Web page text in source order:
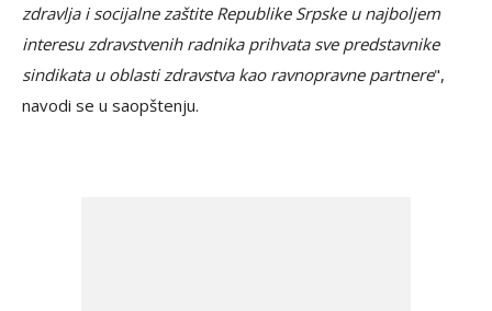
zdravlja i socijalne zaštite Republike Srpske u najboljem
interesu zdravstvenih radnika prihvata sve predstavnike
sindikata u oblasti zdravstva kao ravnopravne partnere",
navodi se u saopštenju.